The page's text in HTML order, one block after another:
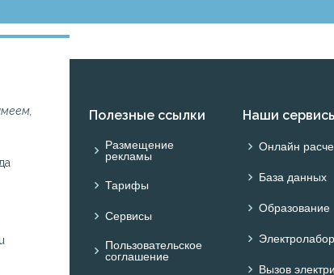
Полезные ссылки
Размещение
рекламы
Тарифы
Сервисы
Пользовательское
соглашение
Наши
Онлайн
База данных
Образование
Вызов